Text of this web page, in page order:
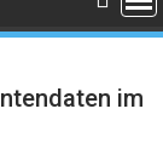
im